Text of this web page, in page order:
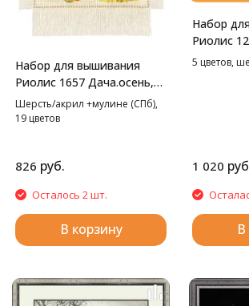
Набор для вышивания
Риолис 1657 Дача.осень,
20*30 см
Шерсть/акрил +мулине (СПб),
19 цветов
826 руб.
Осталось 2 шт.
В корзину
Набор
Риолис
дерево,
5 цветов,
1 020
В